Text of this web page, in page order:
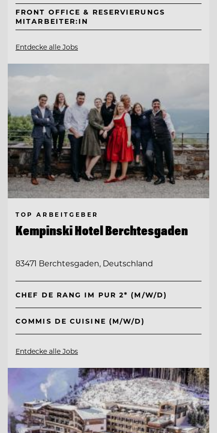
FRONT OFFICE & RESERVIERUNGS
MITARBEITER:IN
Entdecke alle Jobs
TOP ARBEITGEBER
Kempinski Hotel Berchtesgaden
83471 Berchtesgaden, Deutschland
CHEF DE RANG IM PUR 2* (M/W/D)
COMMIS DE CUISINE (M/W/D)
Entdecke alle Jobs